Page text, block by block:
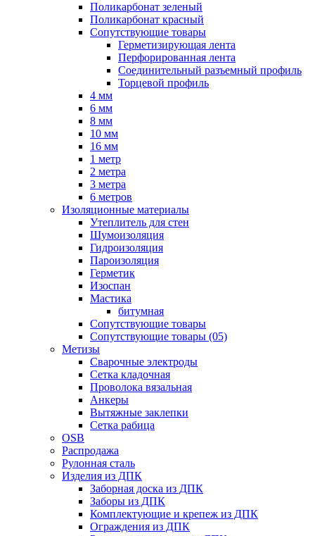
Поликарбонат зеленый
Поликарбонат красный
Сопутствующие товары
Герметизирующая лента
Перфорированная лента
Соединительный разъемный профиль
Торцевой профиль
4 мм
6 мм
8 мм
10 мм
16 мм
1 метр
2 метра
3 метра
6 метров
Изоляционные материалы
Утеплитель для стен
Шумоизоляция
Гидроизоляция
Пароизоляция
Герметик
Изоспан
Мастика
битумная
Сопутствующие товары
Сопутствующие товары (05)
Метизы
Сварочные электроды
Сетка кладочная
Проволока вязальная
Анкеры
Вытяжные заклепки
Сетка рабица
OSB
Распродажа
Рулонная сталь
Изделия из ДПК
Заборная доска из ДПК
Заборы из ДПК
Комплектующие и крепеж из ДПК
Ограждения из ДПК